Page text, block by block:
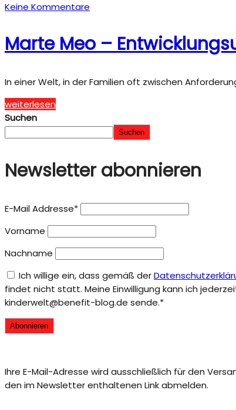
Keine Kommentare
Marte Meo –
In einer Welt, in der Familien oft zwischen
weiterlesen
Suchen
Suchen
Newsletter abonnieren
E-Mail Addresse*
Vorname
Nachname
Ich willige ein, dass gemäß der
findet nicht statt. Meine Einwilligung kann ich
kinderwelt@benefit-blog.de sende.*
Ihre E-Mail-Adresse wird ausschließlich für den
den im Newsletter enthaltenen Link abmelden.